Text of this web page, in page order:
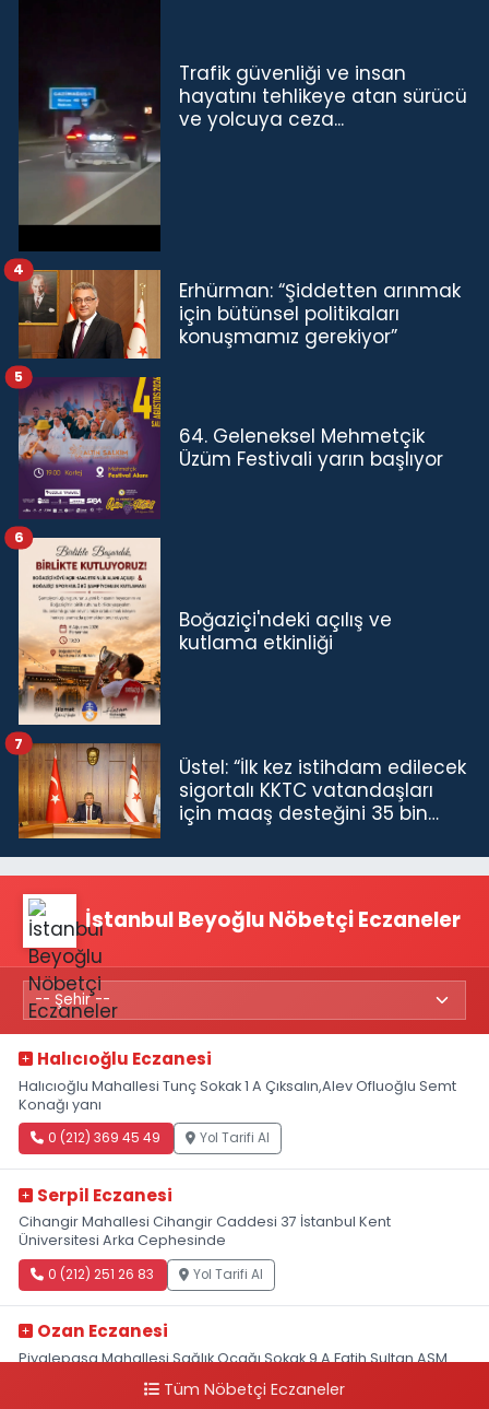
Trafik güvenliği ve insan
hayatını tehlikeye atan sürücü
ve yolcuya ceza...
Erhürman: “Şiddetten arınmak
için bütünsel politikaları
konuşmamız gerekiyor”
4
64. Geleneksel Mehmetçik
Üzüm Festivali yarın başlıyor
5
Boğaziçi'ndeki açılış ve
kutlama etkinliği
6
Üstel: “İlk kez istihdam edilecek
sigortalı KKTC vatandaşları
için maaş desteğini 35 bin
7
İstanbul Beyoğlu Nöbetçi Eczaneler
Halıcıoğlu Eczanesi
Halıcıoğlu Mahallesi Tunç Sokak 1 A Çıksalın,Alev Ofluoğlu Semt
Konağı yanı
0 (212) 369 45 49 Yol Tarifi Al
Serpil Eczanesi
Cihangir Mahallesi Cihangir Caddesi 37 İstanbul Kent
Üniversitesi Arka Cephesinde
0 (212) 251 26 83 Yol Tarifi Al
Ozan Eczanesi
Piyalepaşa Mahallesi Sağlık Ocağı Sokak 9 A Fatih Sultan ASM
Tüm Nöbetçi Eczaneler